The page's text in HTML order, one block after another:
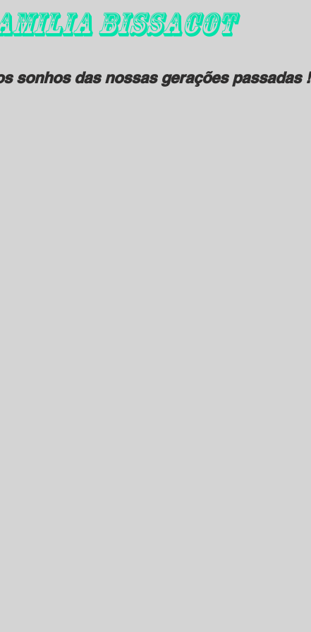
BISSACOT
sonhos das nossas gerações passadas !